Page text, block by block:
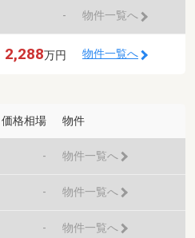
- 物件一覧へ
2,288万円 物件一覧へ
価格相場 物件
- 物件一覧へ
- 物件一覧へ
- 物件一覧へ